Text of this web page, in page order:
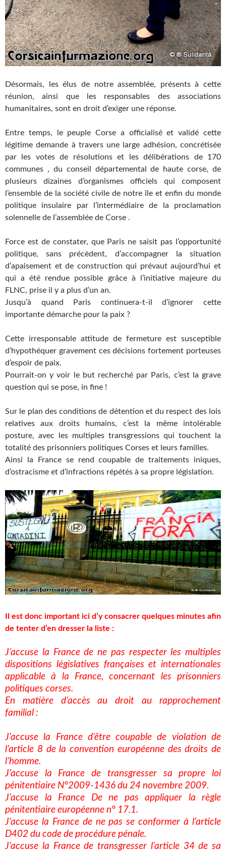
Désormais, les élus de notre assemblée, présents à cette
réunion, ainsi que les responsables des associations
humanitaires, sont en droit d’exiger une réponse.
Entre temps, le peuple Corse a officialisé et validé cette
légitime demande à travers une large adhésion, concrétisée
par les votes de résolutions et les délibérations de 170
communes , du conseil départemental de haute corse, de
plusieurs dizaines d’organismes officiels qui composent
l’ensemble de la société civile de notre île et enfin du monde
politique insulaire par l’intermédiaire de la proclamation
solennelle de l’assemblée de Corse .
Force est de constater, que Paris ne saisit pas l’opportunité
politique, sans précèdent, d’accompagner la situation
d’apaisement et de construction qui prévaut aujourd’hui et
qui a été rendue possible grâce à l’initiative majeure du
FLNC, prise il y a plus d’un an.
Jusqu’à quand Paris continuera-t-il d’ignorer cette
importante démarche pour la paix ?
Cette irresponsable attitude de fermeture est susceptible
d’hypothéquer gravement ces décisions fortement porteuses
d’espoir de paix.
Pourrait-on y voir le but recherché par Paris, c’est la grave
question qui se pose, in fine !
Sur le plan des conditions de détention et du respect des lois
relatives aux droits humains, c’est la même intolérable
posture, avec les multiples transgressions qui touchent la
totalité des prisonniers politiques Corses et leurs familles.
Ainsi la France se rend coupable de traitements iniques,
d’ostracisme et d’infractions répétés à sa propre législation.
Il est donc important ici d’y consacrer quelques minutes afin
de tenter d’en dresser la liste :
J’accuse la France de ne pas respecter les multiples
dispositions législatives françaises et internationales
applicable à la France, concernant les prisonniers
politiques corses.
En matière d’accès au droit au rapprochement
familial :
J’accuse la France d’être coupable de violation de
l’article 8 de la convention européenne des droits de
l’homme.
J’accuse la France de transgresser sa propre loi
pénitentiaire N°2009-1436 du 24 novembre 2009.
J’accuse la France De ne pas appliquer la règle
pénitentiaire européenne n° 17.1.
J’accuse la France de ne pas se conformer à l’article
D402 du code de procédure pénale.
J’accuse la France de transgresser l’article 34 de sa